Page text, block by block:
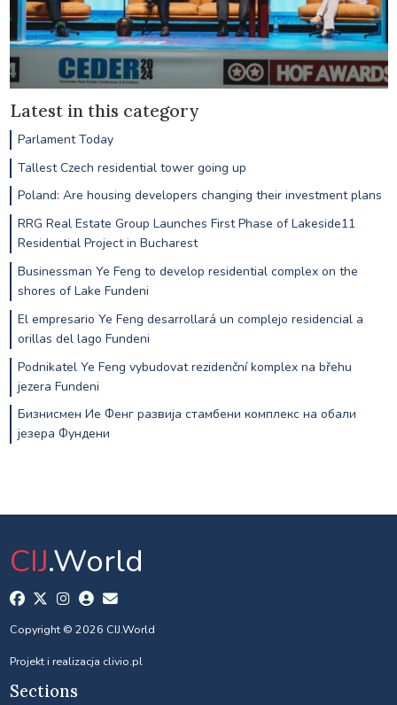
Latest in this category
Parlament Today
Tallest Czech residential tower going up
Poland: Are housing developers changing their investment plans
RRG Real Estate Group Launches First Phase of Lakeside11
Residential Project in Bucharest
Businessman Ye Feng to develop residential complex on the
shores of Lake Fundeni
El empresario Ye Feng desarrollará un complejo residencial a
orillas del lago Fundeni
Podnikatel Ye Feng vybudovat rezidenční komplex na břehu
jezera Fundeni
Бизнисмен Ие Фенг развија стамбени комплекс на обали
језера Фундени
CIJ.World
Copyright © 2026 CIJ.World
Projekt i realizacja clivio.pl
Sections